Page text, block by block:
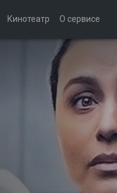
Кинотеатр О сервисе